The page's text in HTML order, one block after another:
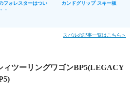
フォレスターはつい
・
カンドグリップ スキー板
スバルの記事一覧はこちら＞
ィツーリングワゴンBP5(LEGACY